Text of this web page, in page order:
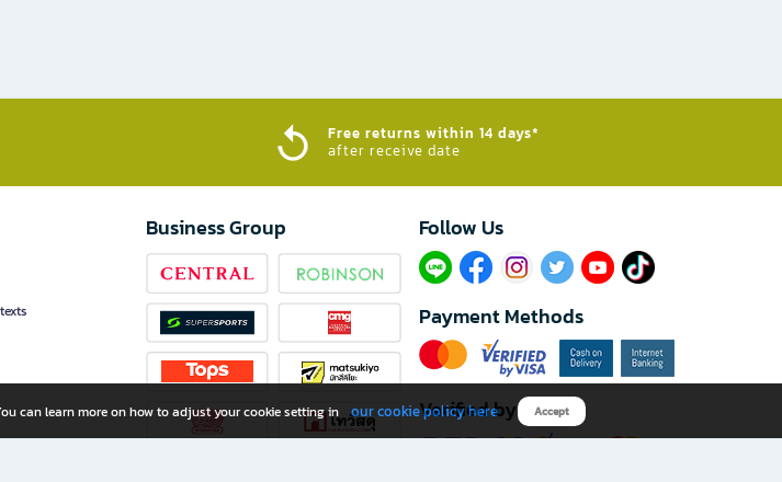
Free returns within 14 days*
after receive date
Business Group Follow Us​
Payment Methods
Verified by
can learn more on how to adjust your cookie setting in our cookie policy here Accept